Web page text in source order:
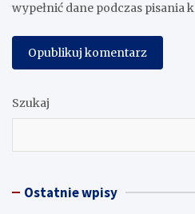
wypełnić dane podczas pisania
Szukaj
Ostatnie wpisy